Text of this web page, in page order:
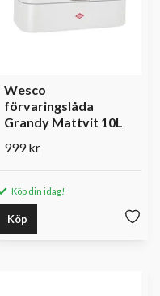
Wesco
förvaringslåda
Grandy Mattvit 10L
999 kr
Köp din idag!
Köp